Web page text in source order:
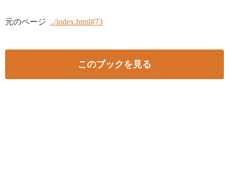
元のページ ../index.html#73
このブックを見る